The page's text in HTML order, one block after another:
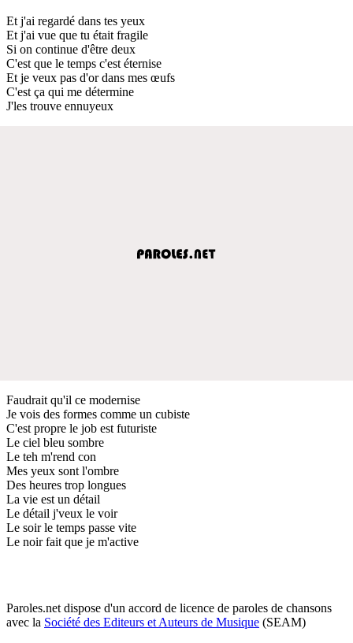
Et j'ai regardé dans tes yeux
Et j'ai vue que tu était fragile
Si on continue d'être deux
C'est que le temps c'est éternise
Et je veux pas d'or dans mes œufs
C'est ça qui me détermine
J'les trouve ennuyeux
Faudrait qu'il ce modernise
Je vois des formes comme un cubiste
C'est propre le job est futuriste
Le ciel bleu sombre
Le teh m'rend con
Mes yeux sont l'ombre
Des heures trop longues
La vie est un détail
Le détail j'veux le voir
Le soir le temps passe vite
Le noir fait que je m'active
Paroles.net dispose d'un accord de licence de paroles de chansons
avec la Société des Editeurs et Auteurs de Musique (SEAM)